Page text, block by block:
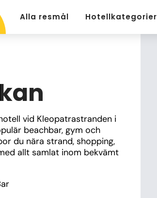
Alla resmål Hotellkategorier
vid Kleopatrastranden i
beachbar, gym och
du nära strand, shopping,
allt samlat inom bekvämt